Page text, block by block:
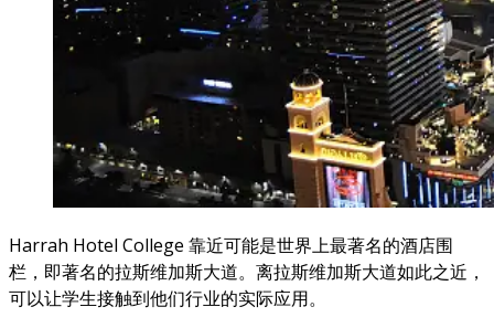
Harrah Hotel College 靠近可能是世界上最著名的酒店围
栏，即著名的拉斯维加斯大道。离拉斯维加斯大道如此之近，
可以让学生接触到他们行业的实际应用。